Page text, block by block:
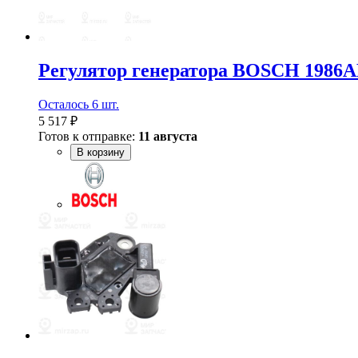
Регулятор генератора BOSCH
Осталось 6 шт.
5 517 ₽
Готов к отправке: 11 августа
В корзину